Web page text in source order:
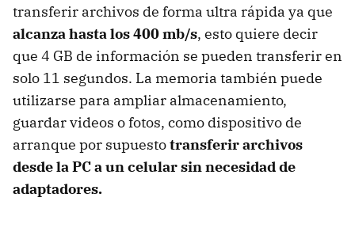
transferir archivos de forma ultra rápida ya que
alcanza hasta los 400 mb/s, esto quiere decir
que 4 GB de información se pueden transferir en
solo 11 segundos. La memoria también puede
utilizarse para ampliar almacenamiento,
guardar videos o fotos, como dispositivo de
arranque por supuestotransferir archivos
desde la PC a un celular sin necesidad de
adaptadores.